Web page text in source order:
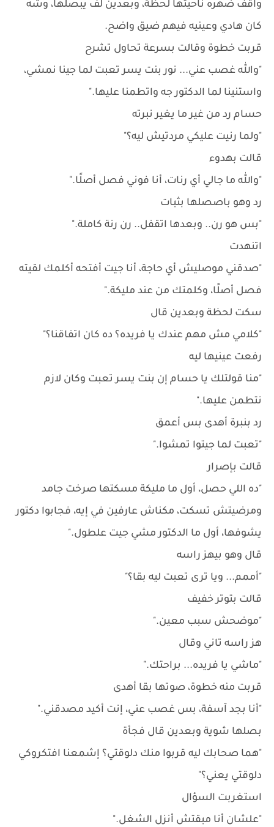
واقف ضهره ناحيتها لحظة، وبعدين لف يبصلها، وشه
كان هادي وعينيه فيهم ضيق واضح.
قربت خطوة وقالت بسرعة تحاول تشرح
"والله غصب عني... نور بنت يسر تعبت لما جينا نمشي،
واستنينا لما الدكتور جه واتطمنا عليها."
حسام رد من غير ما يغير نبرته
"ولما رنيت عليكي مردتيش ليه؟"
قالت بهدوء
"والله ما جالي أي رنات، أنا فوني فصل أصلًا."
رد وهو باصصلها بثبات
"بس هو رن.. وبعدها اتقفل.. رن رنة كاملة."
اتنهدت
"صدقني موصليش أي حاجة، أنا جيت أفتحه أكلمك لقيته
فصل أصلًا، وكلمتك من عند مليكة."
سكت لحظة وبعدين قال
"كلامي مش مهم عندك يا فريده؟ ده كان اتفاقنا؟"
رفعت عينيها ليه
"منا قولتلك يا حسام إن بنت يسر تعبت وكان لازم
نتطمن عليها."
رد بنبرة أهدى بس أعمق
"تعبت لما جيتوا تمشوا."
قالت بإصرار
"ده اللي حصل، أول ما مليكة مسكتها صرخت جامد
ومرضيتش تسكت، مكناش عارفين في إيه، فجابوا دكتور
يشوفها، أول ما الدكتور مشي جيت علطول."
قال وهو بيهز راسه
"أممم... ويا ترى تعبت ليه بقا؟"
قالت بتوتر خفيف
"موضحش سبب معين."
هز راسه تاني وقال
"ماشي يا فريده... براحتك."
قربت منه خطوة، صوتها بقا أهدى
"أنا بجد آسفة، بس غصب عني، إنت أكيد مصدقني."
بصلها شوية وبعدين قال فجأة
"هما صحابك ليه قربوا منك دلوقتي؟ إشمعنا افتكروكي
دلوقتي يعني؟"
استغربت السؤال
"علشان أنا مبقتش أنزل الشغل."